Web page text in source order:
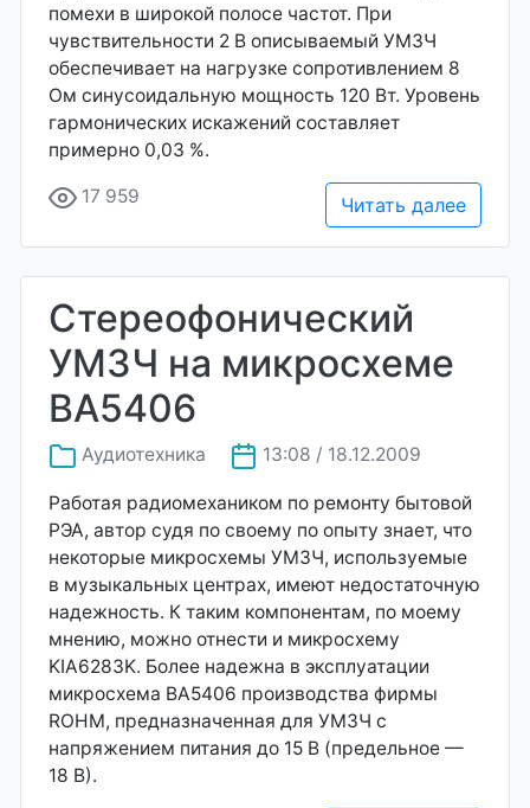
помехи в широкой полосе частот. При
чувствительности 2 В описываемый УМЗЧ
обеспечивает на нагрузке сопротивлением 8
Ом синусоидальную мощность 120 Вт. Уровень
гармонических искажений составляет
примерно 0,03 %.
17 959 Читать далее
Стереофонический
УМЗЧ на микросхеме
ВА5406
Аудиотехника 13:08 / 18.12.2009
Работая радиомехаником по ремонту бытовой
РЭА, автор судя по своему по опыту знает, что
некоторые микросхемы УМЗЧ, используемые
в музыкальных центрах, имеют недостаточную
надежность. К таким компонентам, по моему
мнению, можно отнести и микросхему
KIA6283K. Более надежна в эксплуатации
микросхема ВА5406 производства фирмы
ROHM, предназначенная для УМЗЧ с
напряжением питания до 15 В (предельное —
18 В).